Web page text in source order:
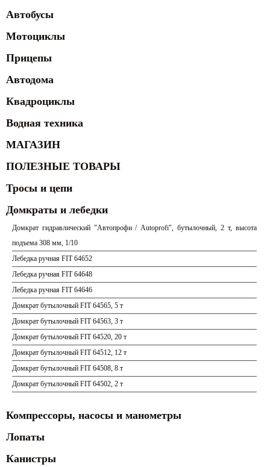
Автобусы
Мотоциклы
Прицепы
Автодома
Квадроциклы
Водная техника
МАГАЗИН
ПОЛЕЗНЫЕ ТОВАРЫ
Тросы и цепи
Домкраты и лебедки
Домкрат гидравлический "Автопрофи / Autoprofi", бутылочный, 2 т, высота
подъема 308 мм, 1/10
Лебедка ручная FIT 64652
Лебедка ручная FIT 64648
Лебедка ручная FIT 64646
Домкрат бутылочный FIT 64565, 5 т
Домкрат бутылочный FIT 64563, 3 т
Домкрат бутылочный FIT 64520, 20 т
Домкрат бутылочный FIT 64512, 12 т
Домкрат бутылочный FIT 64508, 8 т
Домкрат бутылочный FIT 64502, 2 т
Компрессоры, насосы и манометры
Лопаты
Канистры